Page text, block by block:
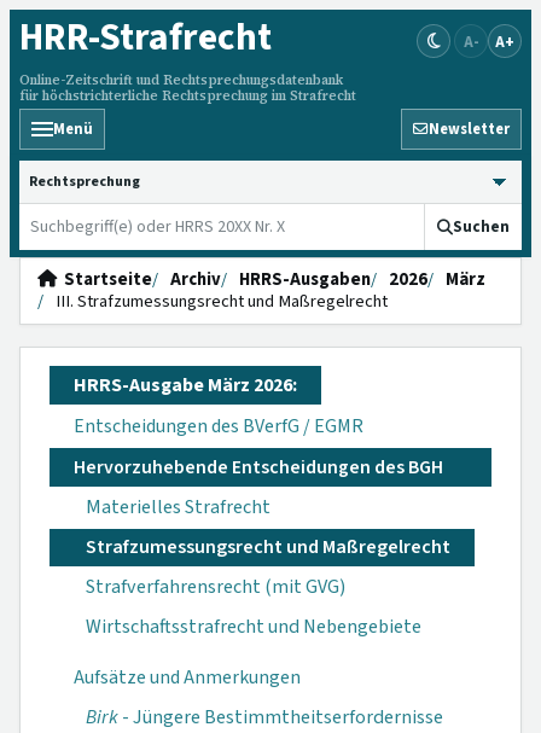
HRR-Strafrecht
Online-Zeitschrift und Rechtsprechungsdatenbank
für höchstrichterliche Rechtsprechung im Strafrecht
A- A+
Menü Newsletter
HRRS durchsuchen
Suchen
Startseite Archiv HRRS-Ausgaben 2026
März
III. Strafzumessungsrecht und Maßregelrecht
HRRS-Ausgabe März 2026:
Entscheidungen des BVerfG / EGMR
Hervorzuhebende Entscheidungen des BGH
Materielles Strafrecht
Strafzumessungsrecht und Maßregelrecht
Strafverfahrensrecht (mit GVG)
Wirtschaftsstrafrecht und Nebengebiete
Aufsätze und Anmerkungen
Birk- Jüngere Bestimmtheitserfordernisse